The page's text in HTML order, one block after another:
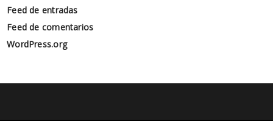
Feed de entradas
Feed de comentarios
WordPress.org